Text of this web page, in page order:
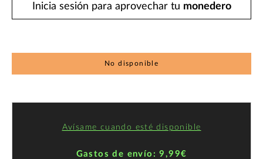
Inicia sesión para aprovechar tu monedero
No disponible
Avísame cuando esté disponible
Gastos de envío: 9,99€